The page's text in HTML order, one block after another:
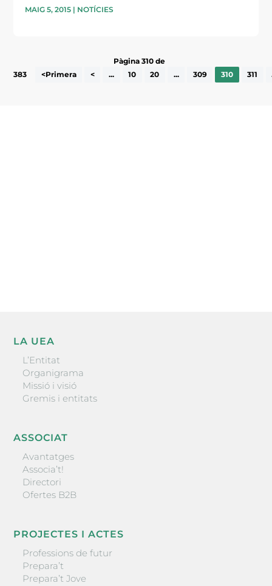
MAIG 5, 2015 | NOTÍCIES
Pàgina 310 de
383
<Primera < ... 10 20 ... 309 310 311
LA UEA
L’Entitat
Organigrama
Missió i visió
Gremis i entitats
ASSOCIAT
Avantatges
Associa’t!
Directori
Ofertes B2B
PROJECTES I ACTES
Professions de futur
Prepara’t
Prepara’t Jove